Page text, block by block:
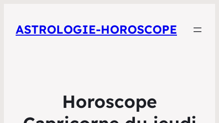
ASTROLOGIE-HOROSCOPE
Horoscope